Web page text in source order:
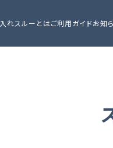
れスルーとはご利用ガイドお知